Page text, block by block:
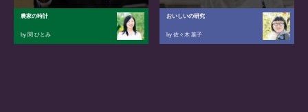
農家の時計
by 関 ひとみ
おいしいの研究
by 佐々木 葉子